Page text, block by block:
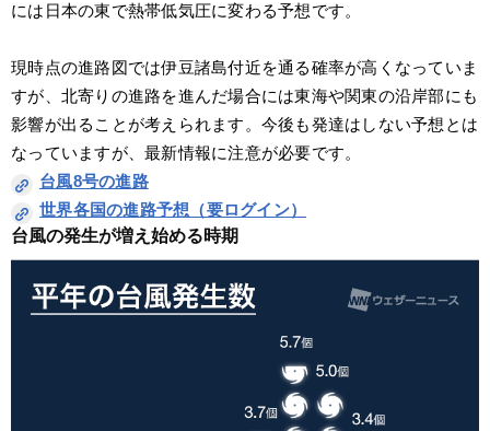
には日本の東で熱帯低気圧に変わる予想です。
現時点の進路図では伊豆諸島付近を通る確率が高くなっていま
すが、北寄りの進路を進んだ場合には東海や関東の沿岸部にも
影響が出ることが考えられます。今後も発達はしない予想とは
なっていますが、最新情報に注意が必要です。
台風8号の進路
世界各国の進路予想（要ログイン）
台風の発生が増え始める時期